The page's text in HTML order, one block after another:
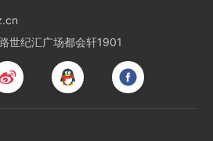
世纪汇广场都会轩1901